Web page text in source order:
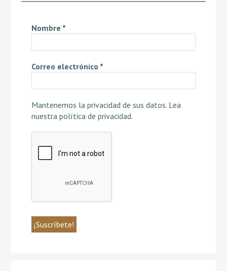
Nombre *
Correo electrónico *
Mantenemos la privacidad de sus datos. Lea
nuestra política de privacidad.